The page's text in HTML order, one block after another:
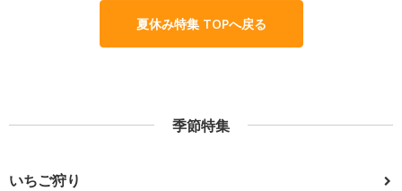
夏休み特集 TOPへ戻る
季節特集
いちご狩り